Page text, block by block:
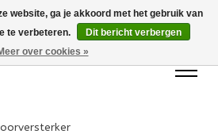
71777
website, ga je akkoord met het gebruik van
te verbeteren.
Dit bericht verbergen
over cookies »